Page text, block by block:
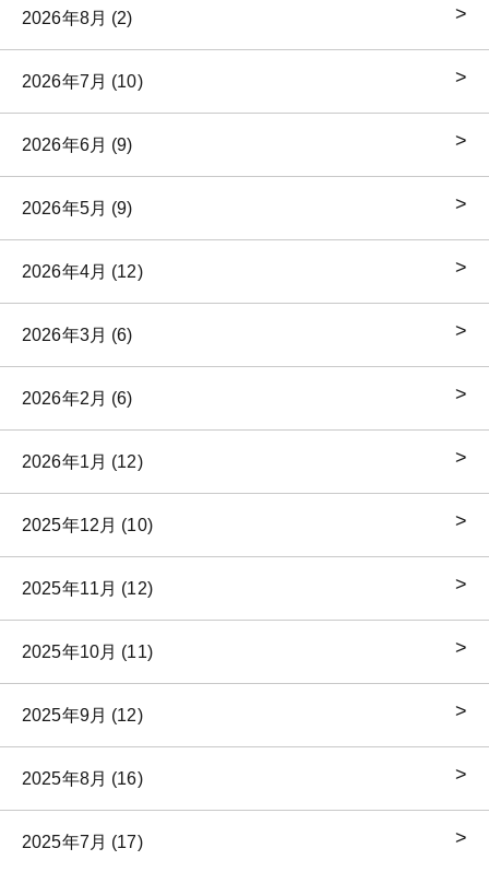
2026年8月 (2)
2026年7月 (10)
2026年6月 (9)
2026年5月 (9)
2026年4月 (12)
2026年3月 (6)
2026年2月 (6)
2026年1月 (12)
2025年12月 (10)
2025年11月 (12)
2025年10月 (11)
2025年9月 (12)
2025年8月 (16)
2025年7月 (17)